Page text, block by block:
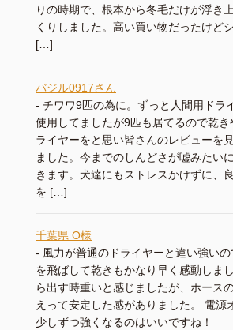
りの時期で、根本から冬毛だけが浮き
くりしました。高い買い物だったけど
[…]
バジル0917さん
- チワワ9匹の為に。ずっと人間用ドラ
使用してましたが9匹も居てるので乾き
ライヤーをと思い皆さんのレビューを
ました。今までのしんどさが嘘みたい
きます。犬達にもストレスかけずに、
を […]
千葉県 O様
- 風力が普通のドライヤーと違い強い
を飛ばして乾きもかなり早く感動しま
ら出す時重いと感じましたが、ホース
えって安定した感がありました。 電源
少しずつ強くなるのはいいですね！